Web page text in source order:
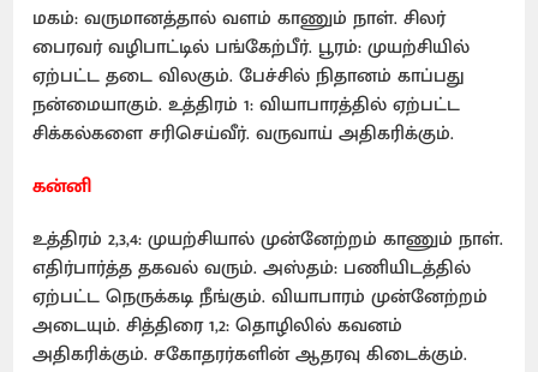
மகம்: வருமானத்தால் வளம் காணும் நாள். சிலர்
பைரவர் வழிபாட்டில் பங்கேற்பீர். பூரம்: முயற்சியில்
ஏற்பட்ட தடை விலகும். பேச்சில் நிதானம் காப்பது
நன்மையாகும். உத்திரம் 1: வியாபாரத்தில் ஏற்பட்ட
சிக்கல்களை சரிசெய்வீர். வருவாய் அதிகரிக்கும்.
கன்னி
உத்திரம் 2,3,4: முயற்சியால் முன்னேற்றம் காணும் நாள்.
எதிர்பார்த்த தகவல் வரும். அஸ்தம்: பணியிடத்தில்
ஏற்பட்ட நெருக்கடி நீங்கும். வியாபாரம் முன்னேற்றம்
அடையும். சித்திரை 1,2: தொழிலில் கவனம்
அதிகரிக்கும். சகோதரர்களின் ஆதரவு கிடைக்கும்.